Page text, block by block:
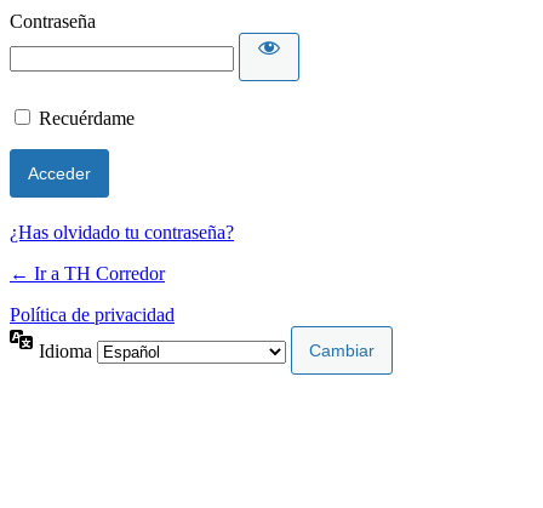
Contraseña
Recuérdame
¿Has olvidado tu contraseña?
← Ir a TH Corredor
Política de privacidad
Idioma